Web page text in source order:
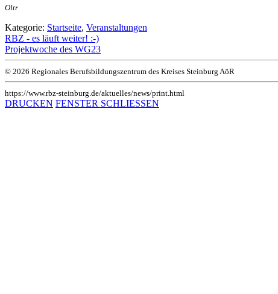
Oltr
Kategorie: Startseite, Veranstaltungen
RBZ - es läuft weiter! :-)
Projektwoche des WG23
© 2026 Regionales Berufsbildungszentrum des Kreises Steinburg AöR
https://www.rbz-steinburg.de/aktuelles/news/print.html
DRUCKEN FENSTER SCHLIESSEN